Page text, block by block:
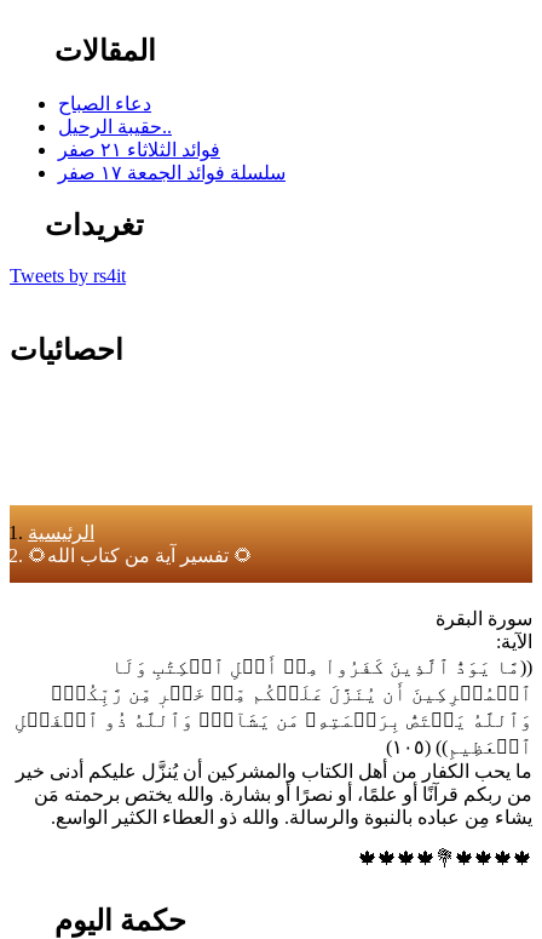
المقالات
دعاء الصباح
حقيبة الرحيل..
فوائد الثلاثاء ٢١ صفر
سلسلة فوائد الجمعة ١٧ صفر
تغريدات
Tweets by rs4it
احصائيات
الرئيسية
🌻تفسير آية من كتاب الله 🌻
سورة البقرة
الآية:
((مَّا يَوَدُّ ٱلَّذِينَ كَفَرُواْ مِنۡ أَهۡلِ ٱلۡكِتَٰبِ وَلَا
ٱلۡمُشۡرِكِينَ أَن يُنَزَّلَ عَلَيۡكُم مِّنۡ خَيۡرٖ مِّن رَّبِّكُمۡۚ
وَٱللَّهُ يَخۡتَصُّ بِرَحۡمَتِهِۦ مَن يَشَآءُۚ وَٱللَّهُ ذُو ٱلۡفَضۡلِ
ٱلۡعَظِيمِ)) (١٠٥)
ما يحب الكفار من أهل الكتاب والمشركين أن يُنزَّل عليكم أدنى خير
من ربكم قرآنًا أو علمًا، أو نصرًا أو بشارة. والله يختص برحمته مَن
يشاء مِن عباده بالنبوة والرسالة. والله ذو العطاء الكثير الواسع.
🍁🍁🍁🍁💐🍁🍁🍁🍁
حكمة اليوم